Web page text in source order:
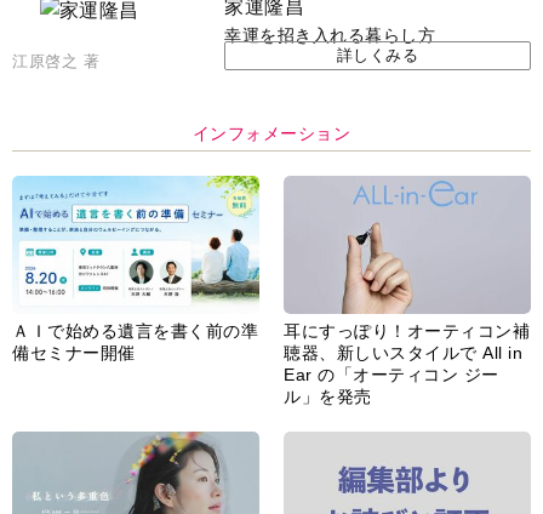
Ear の「オーティコン ジー
ル」を発売
脳の健康習慣をサポートするオ
ープンイヤー型イヤホン
「kikippa イヤホン
HERALBONY モデル」発売
【編集部より】広告ページにつ
いてのお詫びと訂正
あなたのペット自慢を教えてく
ださい！
【編集部より】公式アドレスの
不正利用について